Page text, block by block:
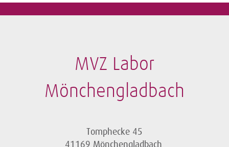
MVZ Labor
Mönchengladbach
Tomphecke 45
41169 Mönchengladbach